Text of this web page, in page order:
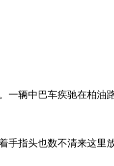
辆中巴车疾驰在柏油
指头也数不清来这里放